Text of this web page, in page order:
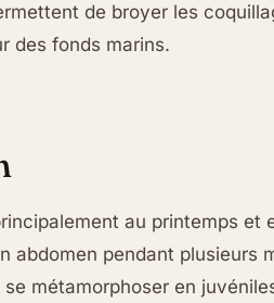
de broyer les
des fonds marins.
au printemps
abdomen pendant plusieurs
métamorphoser en